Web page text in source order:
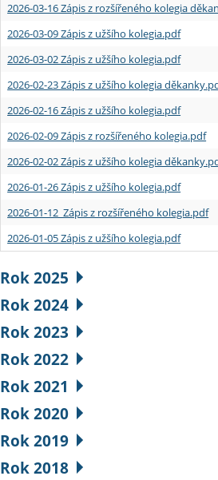
2026-03-16 Zápis z rozšířeného kolegia
2026-03-09 Zápis z užšího kolegia.pdf
2026-03-02 Zápis z užšího kolegia.pdf
2026-02-23 Zápis z užšího kolegia
2026-02-16 Zápis z užšího kolegia.pdf
2026-02-09 Zápis z rozšířeného kolegia.pdf
2026-02-02 Zápis z užšího kolegia
2026-01-26 Zápis z užšího kolegia.pdf
2026-01-12 Zápis z rozšířeného kolegia.pdf
2026-01-05 Zápis z užšího kolegia.pdf
Rok 2025
Rok 2024
Rok 2023
Rok 2022
Rok 2021
Rok 2020
Rok 2019
Rok 2018